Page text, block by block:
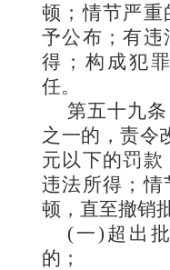
顿；情节严重
予公布；有违
得；构成犯
任。
第五十九
之一的，责令
元以下的罚款
违法所得；情
顿，直至撤销
(一)超出
的；